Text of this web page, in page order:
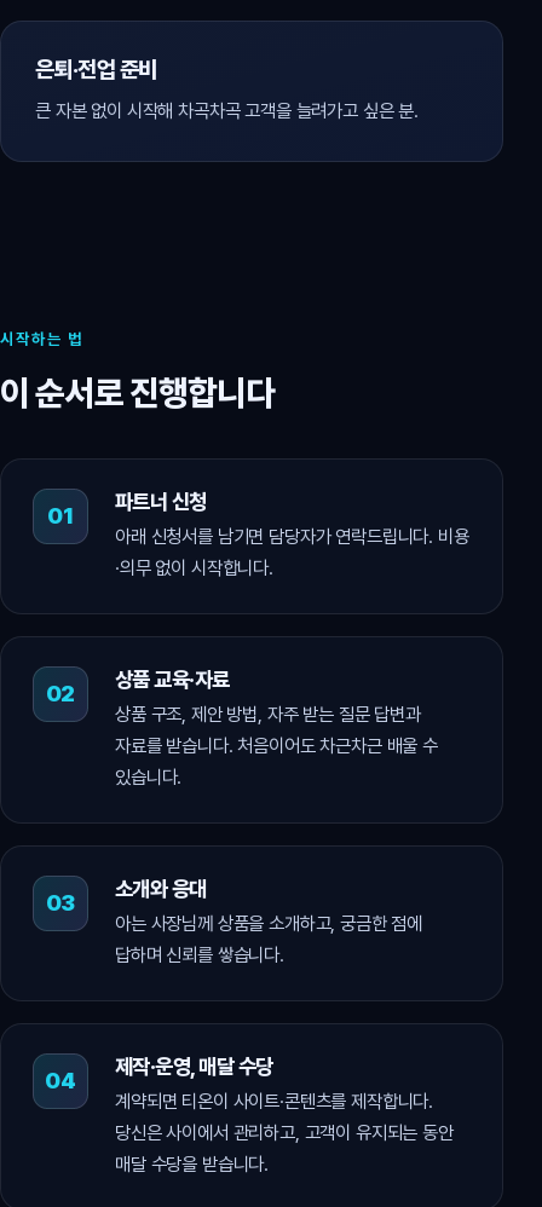
은퇴·전업 준비
큰 자본 없이 시작해 차곡차곡 고객을 늘려가고 싶은 분.
시작하는 법
이 순서로 진행합니다
파트너 신청
아래 신청서를 남기면 담당자가 연락드립니다. 비용
·의무 없이 시작합니다.
상품 교육·자료
상품 구조, 제안 방법, 자주 받는 질문 답변과
자료를 받습니다. 처음이어도 차근차근 배울 수
있습니다.
소개와 응대
아는 사장님께 상품을 소개하고, 궁금한 점에
답하며 신뢰를 쌓습니다.
제작·운영, 매달 수당
계약되면 티온이 사이트·콘텐츠를 제작합니다.
당신은 사이에서 관리하고, 고객이 유지되는 동안
매달 수당을 받습니다.